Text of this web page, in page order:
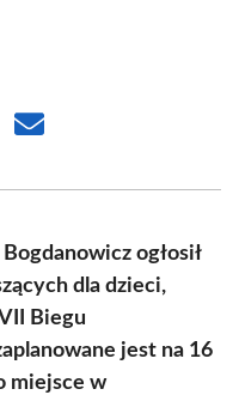
Share
ogłosił
dla dzieci,
Biegu
jest na 16
miejsce w